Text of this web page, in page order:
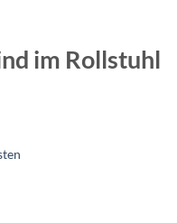
im Rollstuhl